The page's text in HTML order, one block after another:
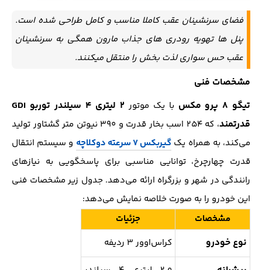
فضای سرنشینان عقب کاملا مناسب و کامل طراحی شده است.
پنل ها تهویه رودری های جذاب مارون همگی به سرنشینان
عقب حس سواری لذت بخش را منتقل میکنند.
مشخصات فنی
تیگو ۸ پرو مکس
با یک موتور
۲ لیتری ۴ سیلندر توربو GDI
قدرتمند
، که ۲۵۴ اسب بخار قدرت و ۳۹۰ نیوتن متر گشتاور تولید
می‌کند، به همراه یک گیربکس ۷ سرعته دوکلاچه
و سیستم انتقال
قدرت چهارچرخ، توانایی مناسبی برای پاسخگویی به نیازهای
رانندگی در شهر و بزرگراه ارائه می‌دهد. جدول زیر مشخصات فنی
این خودرو را به صورت خلاصه نمایش می‌دهد:
جزئیات
مشخصات
کراس‌اوور ۳ ردیفه
نوع خودرو